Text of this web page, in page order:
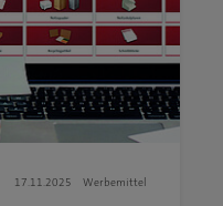
17.11.2025 Werbemittel